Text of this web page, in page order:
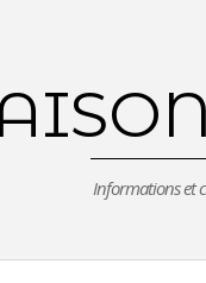
Informations et